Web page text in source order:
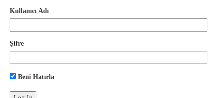
Kullanıcı Adı
Şifre
Beni Hatırla